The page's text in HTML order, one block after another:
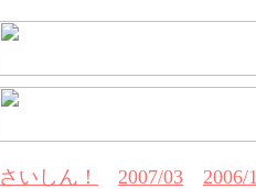
さいしん！ 2007/03
2006/